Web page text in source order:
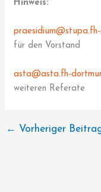
Hinweis:
für den Vorstand
asta@asta.fh-
weiteren Referate
← Vorheriger